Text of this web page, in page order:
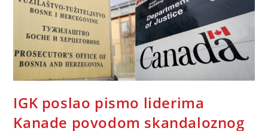
Novinaru
Avdi
Avdiću
IGK poslao pismo liderima
Kanade povodom skandaloznog